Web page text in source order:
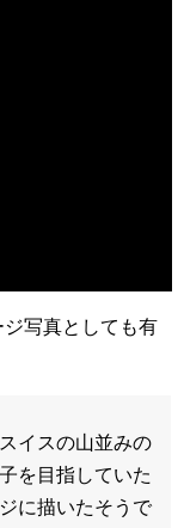
ジ写真としても有
イスの山並みの
を目指していた
に描いたそうで